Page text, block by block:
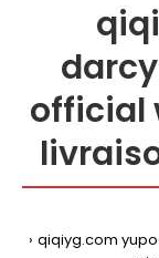
official
qiqiyg.com